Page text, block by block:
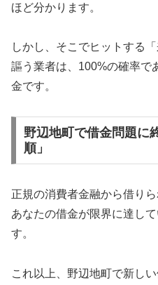
ほど分かります。
しかし、そこでヒットする
謳う業者は、100%の確率で
金です。
野辺地町で借金問題に
順」
正規の消費者金融から借り
あなたの借金が限界に達し
す。
これ以上、野辺地町で新し